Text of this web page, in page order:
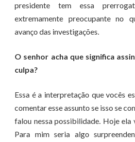
presidente tem essa
extremamente preocupante no
avanço das investigações.
O senhor acha que significa
culpa?
Essa é a interpretação que vocês
comentar esse assunto se isso se
falou nessa possibilidade. Hoje ela
Para mim seria algo